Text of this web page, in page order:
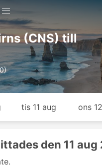
(CNS) till
tis 11 aug ons
den 11 aug